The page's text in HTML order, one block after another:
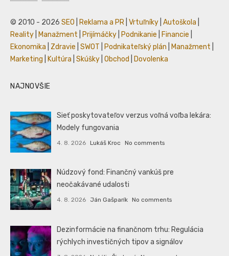
© 2010 - 2026 SEO Reklama a PR Vrtuľníky Autoškola
Reality
Manažment Prijímáčky Podnikanie Financie
Ekonomika
Zdravie SWOT Podnikateľský plán Manažment
Marketing
Kultúra Skúšky Obchod Dovolenka
NAJNOVŠIE
Sieť poskytovateľov verzus voľná voľba lekára:
Modely fungovania
4. 8. 2026 Lukáš Kroc No comments
Núdzový fond: Finančný vankúš pre
neočakávané udalosti
4. 8. 2026 Ján Gašparík No comments
Dezinformácie na finančnom trhu: Regulácia
rýchlych investičných tipov a signálov